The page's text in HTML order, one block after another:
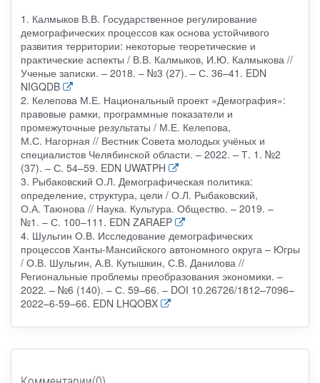
1. Калмыков В.В. Государственное регулирование
демографических процессов как основа устойчивого
развития территории: некоторые теоретические и
практические аспекты / В.В. Калмыков, И.Ю. Калмыкова //
Ученые записки. – 2018. – №3 (27). – С. 36–41. EDN
NIGQDB
2. Келепова М.Е. Национальный проект «Демография»:
правовые рамки, программные показатели и
промежуточные результаты / М.Е. Келепова,
М.С. Нагорная // Вестник Совета молодых учёных и
специалистов Челябинской области. – 2022. – Т. 1. №2
(37). – С. 54–59. EDN UWATPH
3. Рыбаковский О.Л. Демографическая политика:
определение, структура, цели / О.Л. Рыбаковский,
О.А. Таюнова // Наука. Культура. Общество. – 2019. –
№1. – С. 100–111. EDN ZARAEP
4. Шульгин О.В. Исследование демографических
процессов Ханты-Мансийского автономного округа – Югры
/ О.В. Шульгин, А.В. Кутышкин, С.В. Данилова //
Региональные проблемы преобразования экономики. –
2022. – №6 (140). – С. 59–66. – DOI 10.26726/1812–7096–
2022–6-59–66. EDN LHQOBX